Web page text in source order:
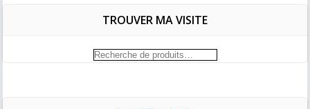
TROUVER MA VISITE
Recherche